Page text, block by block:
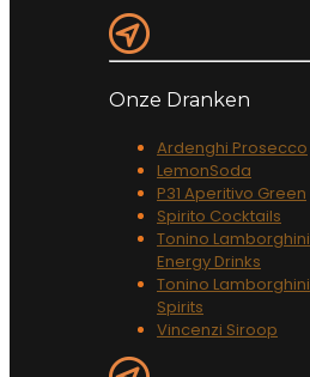
Onze Dranken
Ardenghi Prosecco
LemonSoda
P31 Aperitivo Green
Spirito Cocktails
Tonino Lamborghini
Energy Drinks
Tonino Lamborghini
Spirits
Vincenzi Siroop